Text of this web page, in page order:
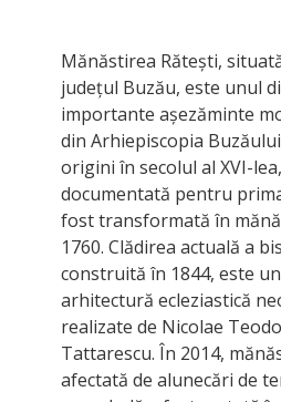
Mănăstirea Rătești,
județul Buzău, este unul
importante așezăminte
din Arhiepiscopia
origini în secolul al XVI-
documentată pentru
fost transformată în
1760. Clădirea actuală a
construită în 1844, este
arhitectură ecleziastică
realizate de Nicolae
Tattarescu. În 2014,
afectată de alunecări de